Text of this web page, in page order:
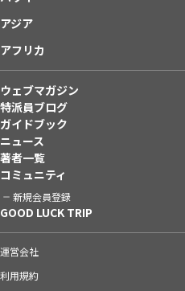
アジア
アフリカ
ウェブマガジン
特派員ブログ
ガイドブック
ニュース
著者一覧
コミュニティ
新規会員登録
GOOD LUCK TRIP
運営会社
利用規約